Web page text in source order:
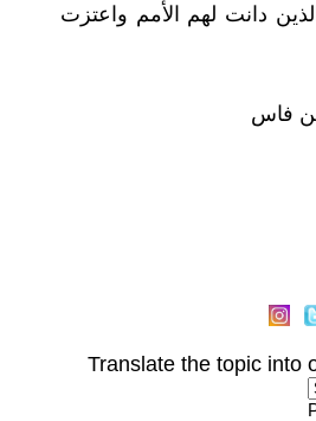
دانت لهم الأمم واعتزت
من فاس
Translate the topic into